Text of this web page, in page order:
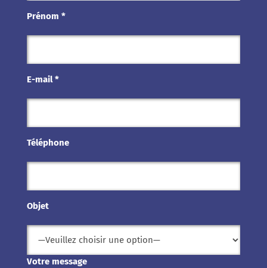
Prénom *
E-mail *
Téléphone
Objet
Votre message